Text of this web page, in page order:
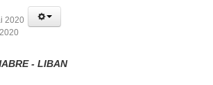
2020
- LIBAN